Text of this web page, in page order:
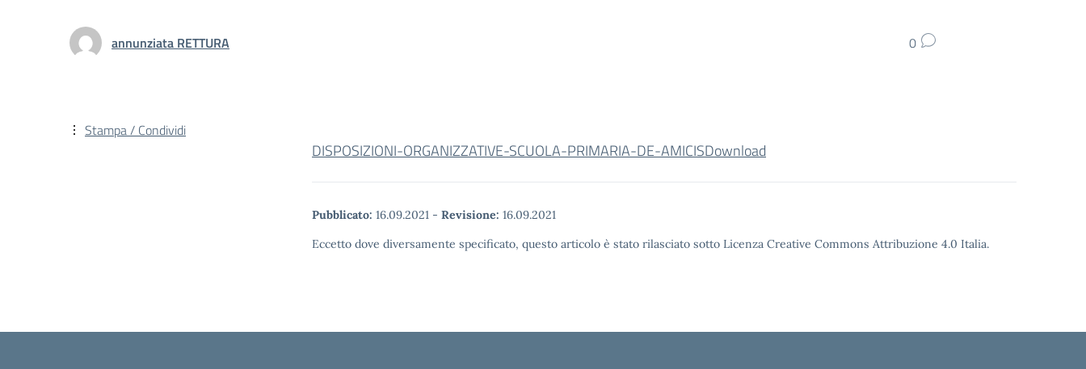
annunziata RETTURA 0
DISPOSIZIONI-ORGANIZZATIVE-SCUOLA-PRIMARIA-DE-AMICISDownload
Pubblicato: 16.09.2021 - Revisione: 16.09.2021
Eccetto dove diversamente specificato, questo articolo è stato rilasciato sotto Licenza Creative Commons Attribuzione 4.0 Italia.
Stampa / Condividi